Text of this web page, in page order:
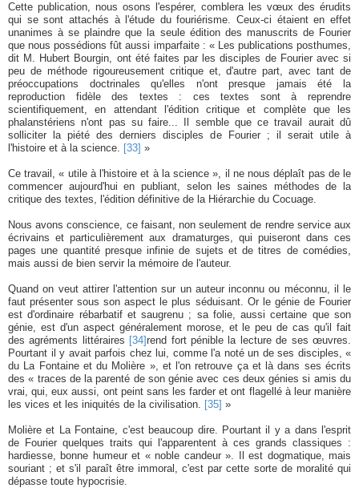
Cette publication, nous osons l'espérer, comblera les vœux des érudits
qui se sont attachés à l'étude du fouriérisme. Ceux-ci étaient en effet
unanimes à se plaindre que la seule édition des manuscrits de Fourier
que nous possédions fût aussi imparfaite : « Les publications posthumes,
dit M. Hubert Bourgin, ont été faites par les disciples de Fourier avec si
peu de méthode rigoureusement critique et, d'autre part, avec tant de
préoccupations doctrinales qu'elles n'ont presque jamais été la
reproduction fidèle des textes : ces textes sont à reprendre
scientifiquement, en attendant l'édition critique et complète que les
phalanstériens n'ont pas su faire... Il semble que ce travail aurait dû
solliciter la piété des derniers disciples de Fourier ; il serait utile à
l'histoire et à la science.
[33] »
Ce travail, « utile à l'histoire et à la science », il ne nous déplaît pas de le
commencer aujourd'hui en publiant, selon les saines méthodes de la
critique des textes, l'édition définitive de la Hiérarchie du Cocuage.
Nous avons conscience, ce faisant, non seulement de rendre service aux
écrivains et particulièrement aux dramaturges, qui puiseront dans ces
pages une quantité presque infinie de sujets et de titres de comédies,
mais aussi de bien servir la mémoire de l'auteur.
Quand on veut attirer l'attention sur un auteur inconnu ou méconnu, il le
faut présenter sous son aspect le plus séduisant. Or le génie de Fourier
est d'ordinaire rébarbatif et saugrenu ; sa folie, aussi certaine que son
génie, est d'un aspect généralement morose, et le peu de cas qu'il fait
des agréments littéraires
[34]rend fort pénible la lecture de ses œuvres.
Pourtant il y avait parfois chez lui, comme l'a noté un de ses disciples, «
du La Fontaine et du Molière », et l'on retrouve ça et là dans ses écrits
des « traces de la parenté de son génie avec ces deux génies si amis du
vrai, qui, eux aussi, ont peint sans les farder et ont flagellé à leur manière
les vices et les iniquités de la civilisation.
[35] »
Molière et La Fontaine, c'est beaucoup dire. Pourtant il y a dans l'esprit
de Fourier quelques traits qui l'apparentent à ces grands classiques :
hardiesse, bonne humeur et « noble candeur ». Il est dogmatique, mais
souriant ; et s'il paraît être immoral, c'est par cette sorte de moralité qui
dépasse toute hypocrisie.